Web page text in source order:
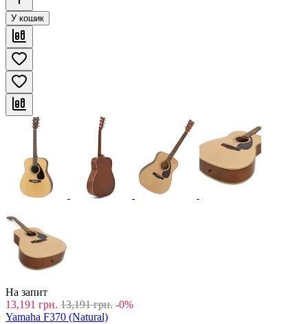
У кошик
На запит
13,191 грн. 13,191 грн. -0%
Yamaha F370 (Natural)